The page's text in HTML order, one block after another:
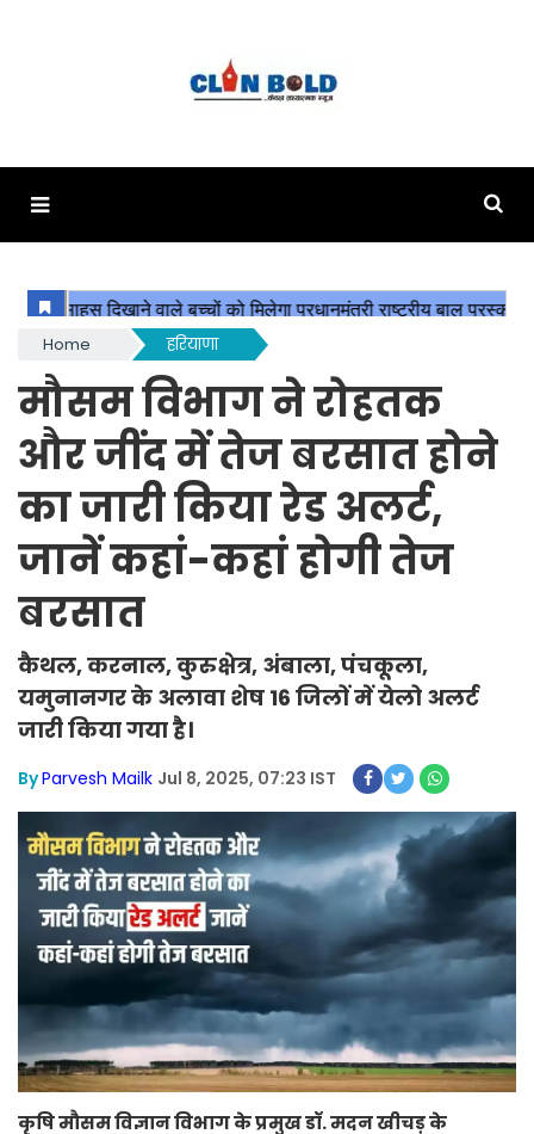
Home हरियाणा
मौसम विभाग ने रोहतक
और जींद में तेज बरसात होने
का जारी किया रेड अलर्ट,
जानें कहां-कहां होगी तेज
बरसात
कैथल, करनाल, कुरुक्षेत्र, अंबाला, पंचकूला,
यमुनानगर के अलावा शेष 16 जिलों में येलो अलर्ट
जारी किया गया है।
ByParvesh Mailk Jul 8, 2025, 07:23 IST
कृषि मौसम विज्ञान विभाग के प्रमुख डॉ. मदन खीचड़ के